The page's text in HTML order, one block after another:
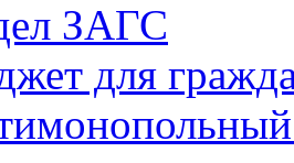
ЗАГС
для